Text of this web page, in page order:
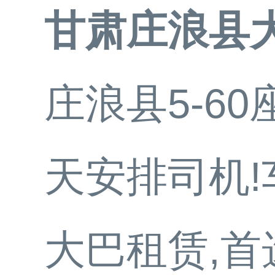
甘肃庄浪县
庄浪县5-60
天安排司机
大巴租赁,